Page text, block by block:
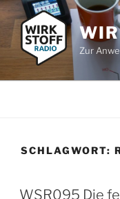
Zum
Inhalt
springen
Zur
SCHLAGWORT:
WSR095 Die